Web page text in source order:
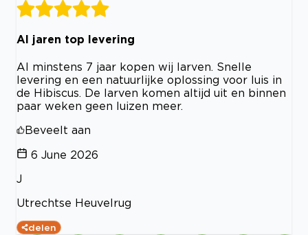
Al jaren top levering
Al minstens 7 jaar kopen wij larven. Snelle
levering en een natuurlijke oplossing voor luis in
de Hibiscus. De larven komen altijd uit en binnen
paar weken geen luizen meer.
Beveelt aan
6 June 2026
J
Utrechtse Heuvelrug
delen